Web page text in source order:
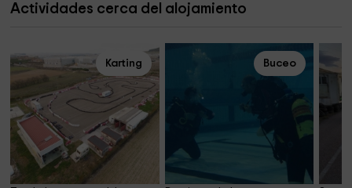
Actividades cerca del alojamiento
Karting Buceo